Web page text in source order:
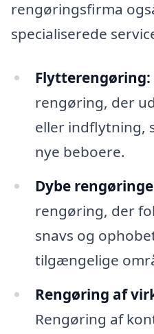
rengøringsfirma
specialiserede
Flytterengøring:
rengøring, der
eller indflytning,
nye beboere.
Dybe
rengøring, der
snavs og
tilgængelige
Rengøring af
Rengøring af